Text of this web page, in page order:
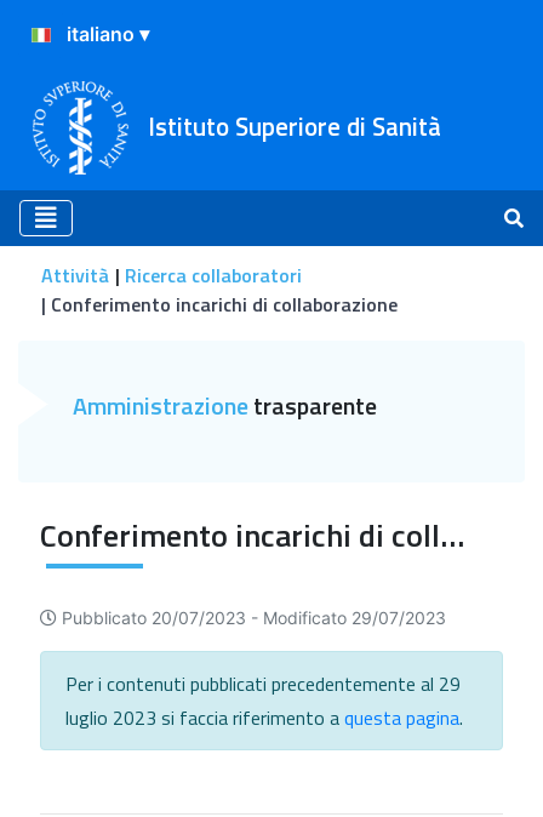
Istituto Superiore di Sanità
Attività Ricerca collaboratori
Conferimento incarichi di collaborazione
Conferimento incarichi di collaborazione
Pubblicato 20/07/2023 - Modificato 29/07/2023
Per i contenuti pubblicati precedentemente al 29
luglio 2023 si faccia riferimento aquesta pagina.
Amministrazionetrasparente